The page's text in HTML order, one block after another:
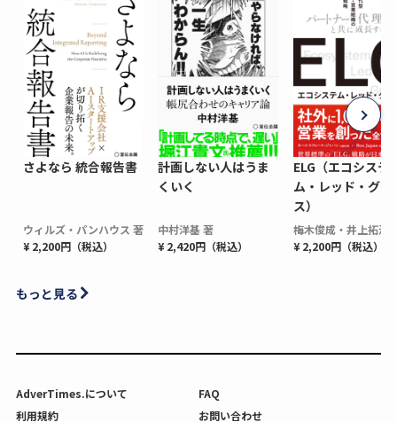
さよなら 統合報告書
ウィルズ・パンハウス 著
¥ 2,200円（税込）
計画しない人はうま
くいく
中村洋基 著
¥ 2,420円（税込）
ELG（エコシステ
ム・レッド・グロ
ス）
梅木俊成・井上拓海
¥ 2,200円（税込）
もっと見る
AdverTimes.について
FAQ
利用規約
お問い合わせ